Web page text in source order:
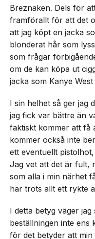
Breznaken. Dels för
framförallt för att det
att jag köpt en jacka
blonderat hår som
som frågar
om de kan köpa ut
jacka som Kanye
I sin helhet så ger jag
jag fick var bättre än
faktiskt kommer att få
kommer också inte
ett eventuellt
Jag vet att det är fult,
som alla i min närhet
har trots allt ett rykte
I detta betyg väger
beställningen inte ens
för det betyder att